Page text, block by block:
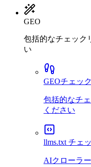
GEO
包括的なチェック
い
GEOチェッ
包括的なチ
ください
llms.txt チェ
AIクローラ